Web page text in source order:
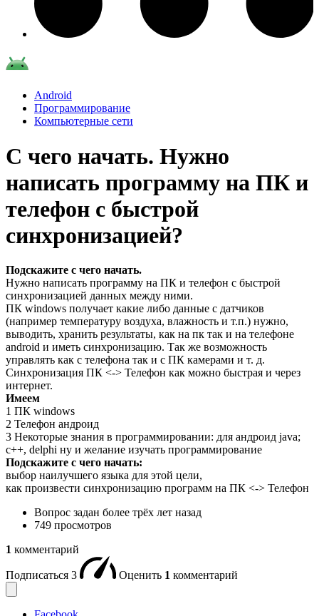
Android
Программирование
Компьютерные сети
С чего начать. Нужно
написать программу на ПК и
телефон с быстрой
синхронизацией?
Подскажите с чего начать.
Нужно написать программу на ПК и телефон с быстрой
синхронизацией данных между ними.
ПК windows получает какие либо данные с датчиков
(например температуру воздуха, влажность и т.п.) нужно,
выводить, хранить результаты, как на пк так и на телефоне
android и иметь синхронизацию. Так же возможность
управлять как с телефона так и с ПК камерами и т. д.
Синхронизация ПК <-> Телефон как можно быстрая и через
интернет.
Имеем
1 ПК windows
2 Телефон андроид
3 Некоторые знания в программировании: для андроид java;
с++, delphi ну и желание изучать программирование
Подскажите с чего начать:
выбор наилучшего языка для этой цели,
как произвести синхронизацию программ на ПК <-> Телефон
Вопрос задан более трёх лет назад
749 просмотров
1 комментарий
Подписаться 3 Оценить 1 комментарий